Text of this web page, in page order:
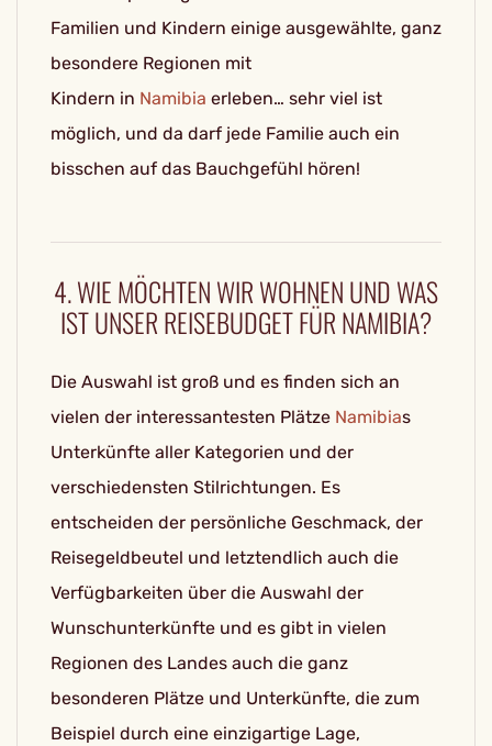
Familien und Kindern einige ausgewählte, ganz
besondere Regionen mit
Kindern in Namibia erleben… sehr viel ist
möglich, und da darf jede Familie auch ein
bisschen auf das Bauchgefühl hören!
4. WIE MÖCHTEN WIR WOHNEN UND WAS
IST UNSER REISEBUDGET FÜR NAMIBIA?
Die Auswahl ist groß und es finden sich an
vielen der interessantesten Plätze Namibias
Unterkünfte aller Kategorien und der
verschiedensten Stilrichtungen. Es
entscheiden der persönliche Geschmack, der
Reisegeldbeutel und letztendlich auch die
Verfügbarkeiten über die Auswahl der
Wunschunterkünfte und es gibt in vielen
Regionen des Landes auch die ganz
besonderen Plätze und Unterkünfte, die zum
Beispiel durch eine einzigartige Lage,